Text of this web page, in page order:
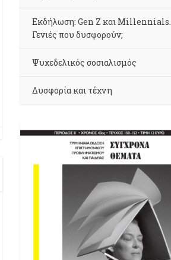
Εκδήλωση: Gen Z και Millennials.
Γενιές που δυσφορούν;
Ψυχεδελικός σοσιαλισμός
Δυσφορία και τέχνη